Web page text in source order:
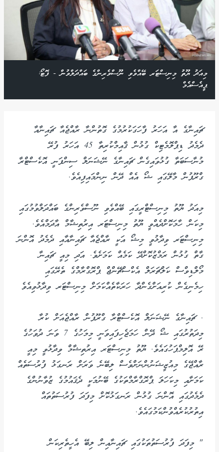
މިއަދު ޔޫތު މިނިސްޓަރ ބޭއްވެވި ނޫސްވެރިންގެ ބައްދަލްވުން - ފޮޓޯ:
ޕީއެސްއެމް
ޗައިނާގެ އާ އަހަރު ފާހަގަކުރުމުގެ ގޮތުންނާ ރާއްޖެއާ ޗައިނާއާ
ދެމެދު ޑިޕްލޮމެޓިކް ގުޅުން ޤާއިމްކުރިތާ 45 އަހަރު ފުރޭ
މުނާސަބަތާ ގުޅުވައިގެން ޗައިނާގެ ނޭޝަނަލް ސިންފަނީ އޮކެސްޓްރާ
ގްރޫޕުން މާލޭގައި ޝޯ އެއް ދޭން ނިންމައިފިއެވެ.
މިއަދު ޔޫތު މިނިސްޓްރީގައި ބޭއްވެވި ނޫސްވެރިންގެ ބައްދަލްވުމުގައި
މިކަން ހާމަކޮށްދެއްވީ ޔޫތު މިނިސްޓަރ އިރުތިޝާމް އާދަމްއެވެ.
މިނިސްޓަރ ވިދާޅުވީ މިޝޯ އަކީ ރާއްޖެއާ ޗައިނާއާއި ދެމެދު އޮންނަ
ގާތް ގުޅުން ރަމްޒުކޮށްދޭ ކަމެއް ކަމަށެވެ. އަދި މިއީ ޗައިނާ
މޯލްޑިވްސް ކަލްޗަރަލް އެކްސްޗޭންޖް ޕްރޮގްރާމްގެ ތެރޭގައި
ހިމެނިގެން ކުރިއަށްގެންދާ ހަރަކާތެއްކަމަށް މިނިސްޓަރ ވިދާޅުވިއެވެ
. ޗައިނާގެ ނޭޝަނަލް އޮކެސްޓްރާ ގްރޫޕުން ރާއްޖެއަށް ކުރާ
މިދަތުރުގައި ޝޯ ދޭން ހަމަޖެހިފައިވަނީ މިމަހުގެ 7 ވަނަ ދުވަހުގެ
ރޭ އޮލިމްޕަހުގައެވެ. ޔޫތު މިނިސްޓަރ އިރުތިޝާމް ވިދާޅުވީ މިއީ
ރާއްޖޭގެ މިއުޒީޝަނުންނަށްވެސް ލިބޭނެ ވަރަށް ރަނގަޅު ފުރުސަތެއް
ކަމަށާއި މިކަހަލަ ޕްރޮގްރާމްތަކުގެ ބޭނުމަކީ ދެޤައުމުގެ ޒުވާނުންގެ
ދެމެދުގައި އޮންނަ ގުޅުން ރަނގަޅުކޮށް މިފަދަ ފުރުސަތުތައް
އިތުރުކުރެއްވުންކަމުގައެވެ.
" މިފަދަ ފުރުސަތުތަކުގައި ޗައިނާއިން ލިބޭ އެހީތެރިކަން